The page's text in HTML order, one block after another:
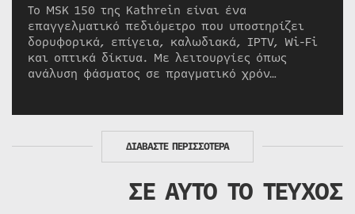
Το MSK 150 της Kathrein είναι ένα
επαγγελματικό πεδιόμετρο που υποστηρίζει
δορυφορικά, επίγεια, καλωδιακά, IPTV, Wi-Fi
και οπτικά δίκτυα. Με λειτουργίες όπως
ανάλυση φάσματος σε πραγματικό χρόν…
ΔΙΑΒΑΣΤΕ ΠΕΡΙΣΣΟΤΕΡΑ
ΣΕ ΑΥΤΟ ΤΟ ΤΕΥΧΟΣ